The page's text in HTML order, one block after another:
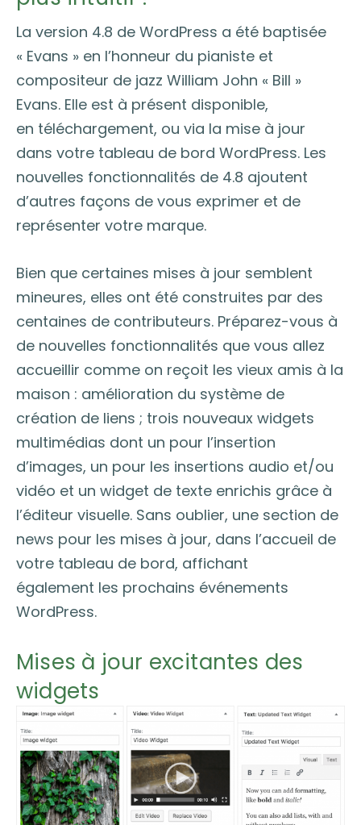
La version 4.8 de WordPress a été baptisée
« Evans » en l’honneur du pianiste et
compositeur de jazz William John « Bill »
Evans. Elle est à présent disponible,
en téléchargement, ou via la mise à jour
dans votre tableau de bord WordPress. Les
nouvelles fonctionnalités de 4.8 ajoutent
d’autres façons de vous exprimer et de
représenter votre marque.
Bien que certaines mises à jour semblent
mineures, elles ont été construites par des
centaines de contributeurs. Préparez-vous à
de nouvelles fonctionnalités que vous allez
accueillir comme on reçoit les vieux amis à la
maison : amélioration du système de
création de liens ; trois nouveaux widgets
multimédias dont un pour l’insertion
d’images, un pour les insertions audio et/ou
vidéo et un widget de texte enrichis grâce à
l’éditeur visuelle. Sans oublier, une section de
news pour les mises à jour, dans l’accueil de
votre tableau de bord, affichant
également les prochains événements
WordPress.
Mises à jour excitantes des
widgets